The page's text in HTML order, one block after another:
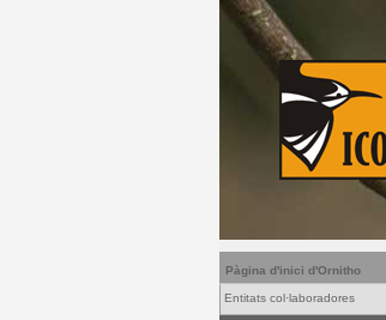
Pàgina d'inici d'Ornitho
Entitats col·laboradores